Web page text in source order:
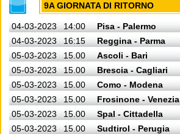
9A GIORNATA DI RITORNO
04-03-2023 14:00
Pisa - Palermo
04-03-2023
16:15
Reggina - Parma
05-03-2023
15.00
Ascoli - Bari
05-03-2023
15.00
Brescia - Cagliari
05-03-2023
15.00
Como - Modena
05-03-2023
15.00
Frosinone - Venezia
05-03-2023
15.00
Spal - Cittadella
05-03-2023
15.00
Sudtirol - Perugia